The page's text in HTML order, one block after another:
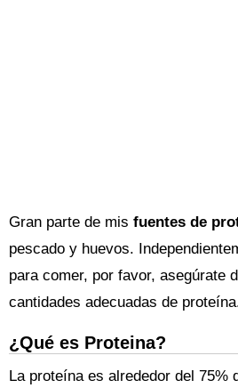
Gran parte de mis fuentes de
pescado y huevos.
para comer, por favor, asegúrate
cantidades adecuadas de
¿Qué es Proteina?
La proteína es alrededor del 75%